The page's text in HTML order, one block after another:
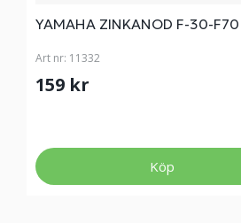
YAMAHA ZINKANOD F-30-F70
Art nr: 11332
159 kr
Köp